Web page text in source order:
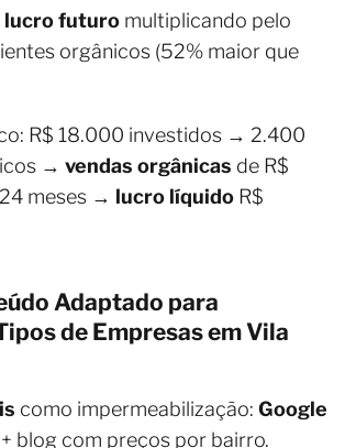
lucro futuro multiplicando pelo
orgânicos (52% maior que
R$ 18.000 investidos → 2.400
→ vendas orgânicas de R$
meses → lucro líquido R$
Adaptado para
de Empresas em Vila
como impermeabilização: Google
+ blog com preços por bairro.